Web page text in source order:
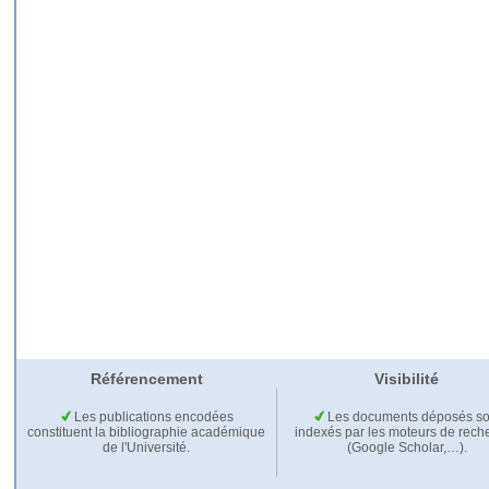
Référencement Visibilité
Les publications encodées
constituent la bibliographie académique
de l'Université.
Les documents déposés
indexés par les moteurs de
(Google Scholar,…).